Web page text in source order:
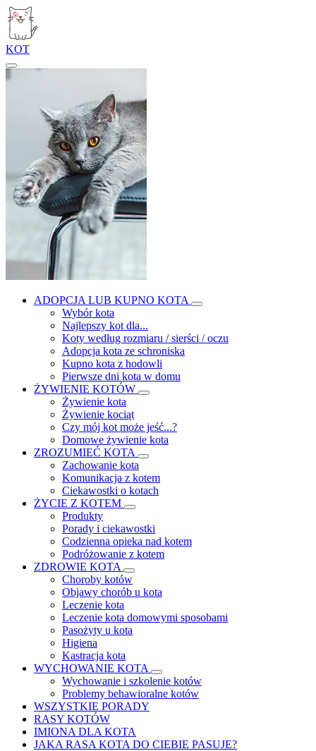
KOT
ADOPCJA LUB KUPNO KOTA
Wybór kota
Najlepszy kot dla...
Koty według rozmiaru / sierści / oczu
Adopcja kota ze schroniska
Kupno kota z hodowli
Pierwsze dni kota w domu
ŻYWIENIE KOTÓW
Żywienie kota
Żywienie kociąt
Czy mój kot może jeść...?
Domowe żywienie kota
ZROZUMIEĆ KOTA
Zachowanie kota
Komunikacja z kotem
Ciekawostki o kotach
ŻYCIE Z KOTEM
Produkty
Porady i ciekawostki
Codzienna opieka nad kotem
Podróżowanie z kotem
ZDROWIE KOTA
Choroby kotów
Objawy chorób u kota
Leczenie kota
Leczenie kota domowymi sposobami
Pasożyty u kota
Higiena
Kastracja kota
WYCHOWANIE KOTA
Wychowanie i szkolenie kotów
Problemy behawioralne kotów
WSZYSTKIE PORADY
RASY KOTÓW
IMIONA DLA KOTA
JAKA RASA KOTA DO CIEBIE PASUJE?